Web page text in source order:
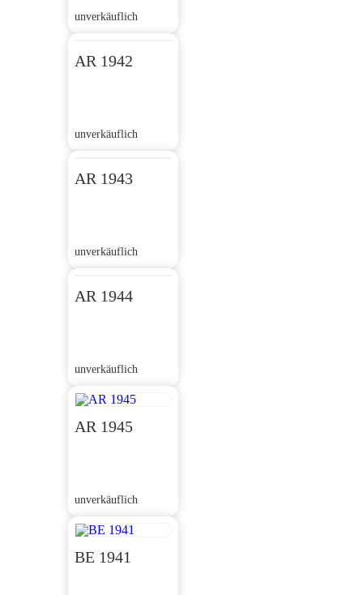
unverkäuflich
AR 1942
unverkäuflich
AR 1943
unverkäuflich
AR 1944
unverkäuflich
AR 1945
unverkäuflich
BE 1941